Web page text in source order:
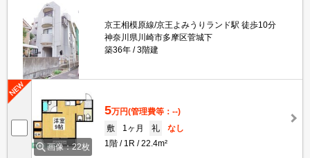
京王相模原線/京王よみうりランド駅 徒歩10分
神奈川県川崎市多摩区菅城下
築36年
3階建
画像：22枚
5万円(管理費等：--)
敷
1ヶ月 礼
なし
1階
1R 22.4m²